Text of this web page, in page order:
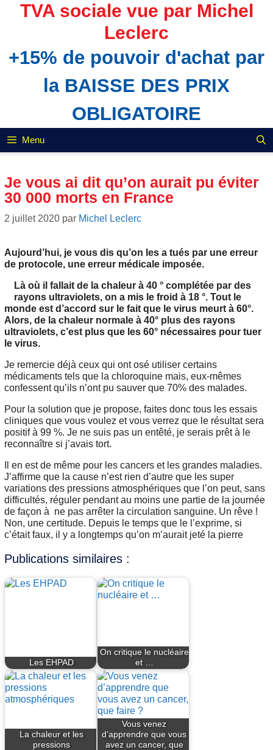
TVA sociale vue par Michel
Leclerc
+15% de pouvoir d'achat par
la BAISSE DES PRIX
OBLIGATOIRE
Menu
Je vous ai dit qu’on aurait pu éviter
30 000 morts en France
2 juillet 2020 par Michel Leclerc
Aujourd’hui, je vous dis qu’on les a tués par une erreur
de protocole, une erreur médicale imposée.
Là où il fallait de la chaleur à 40 ° complétée par des
rayons ultraviolets, on a mis le froid à 18 °. Tout le
monde est d’accord sur le fait que le virus meurt à 60°.
Alors, de la chaleur normale à 40° plus des rayons
ultraviolets, c’est plus que les 60° nécessaires pour tuer
le virus.
Je remercie déjà ceux qui ont osé utiliser certains
médicaments tels que la chloroquine mais, eux-mêmes
confessent qu’ils n’ont pu sauver que 70% des malades.
Pour la solution que je propose, faites donc tous les essais
cliniques que vous voulez et vous verrez que le résultat sera
positif à 99 %. Je ne suis pas un entêté, je serais prêt à le
reconnaître si j’avais tort.
Il en est de même pour les cancers et les grandes maladies.
J’affirme que la cause n’est rien d’autre que les super
variations des pressions atmosphériques que l’on peut, sans
difficultés, réguler pendant au moins une partie de la journée
de façon à ne pas arrêter la circulation sanguine. Un rêve !
Non, une certitude. Depuis le temps que le l’exprime, si
c’était faux, il y a longtemps qu’on m’aurait jeté la pierre
Publications similaires :
Les EHPAD
On critique le nucléaire
et …
La chaleur et les
pressions
Vous venez
d’apprendre que vous
avez un cancer, que